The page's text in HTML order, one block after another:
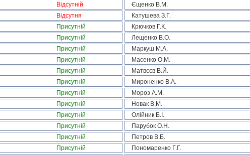
Відсутній Єщенко В.М.
Відсутня Катушева З.Г.
Присутній Крючков Г.К.
Присутній Лещенко В.О.
Присутній Маркуш М.А.
Присутній Масенко О.М.
Присутній Матвєєв В.Й.
Присутній Мироненко В.А.
Присутній Мороз А.М.
Присутній Новак В.М.
Присутній Олійник Б.І.
Присутній Парубок О.Н.
Присутній Петров В.Б.
Присутній Пономаренко Г.Г.